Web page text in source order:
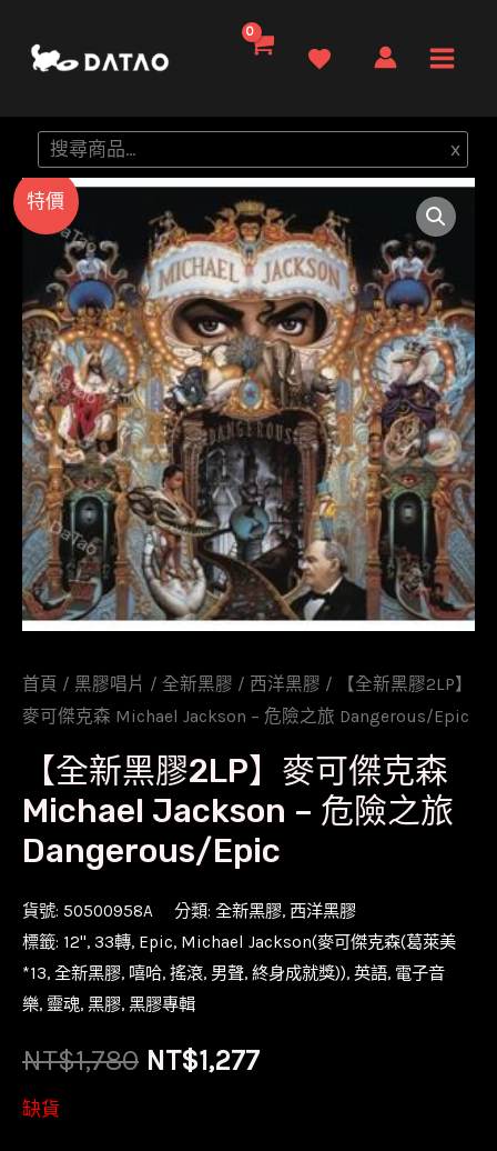
要
容
Menu
搜
尋
x
特價
首頁 / 黑膠唱片 / 全新黑膠 / 西洋黑膠 / 【全新黑膠2LP】
麥可傑克森 Michael Jackson – 危險之旅 Dangerous/Epic
【全新黑膠2LP】麥可傑克森
Michael Jackson – 危險之旅
Dangerous/Epic
貨號: 50500958A 分類: 全新黑膠, 西洋黑膠
標籤: 12'', 33轉, Epic, Michael Jackson(麥可傑克森(葛萊美
*13, 全新黑膠, 嘻哈, 搖滾, 男聲, 終身成就獎)), 英語, 電子音
樂, 靈魂, 黑膠, 黑膠專輯
NT$1,780 原
NT$1,277目
缺貨